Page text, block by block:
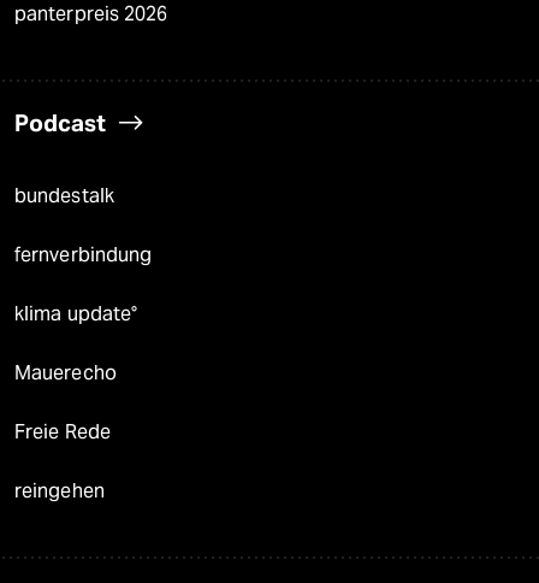
panterpreis 2026
Podcast
bundestalk
fernverbindung
klima update°
Mauerecho
Freie Rede
reingehen